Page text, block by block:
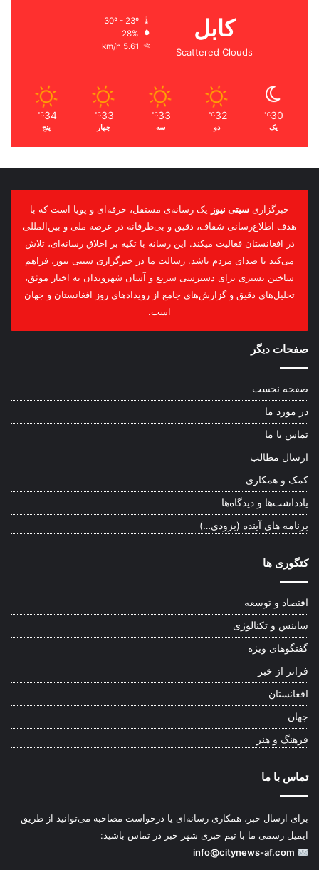
کابل
Scattered Clouds
28%
5.61 km/h
30
℃
یک
32
℃
دو
33
℃
سه
33
℃
چهار
34
℃
پنج
خبرگزاری سیتی نیوز یک رسانه‌ی مستقل، حرفه‌ای و پویا است که با
هدف اطلاع‌رسانی شفاف، دقیق و بی‌طرفانه در عرصه ملی و بین‌المللی
در افغانستان فعالیت میکند. این رسانه با تکیه بر اخلاق رسانه‌ای، تلاش
می‌کند تا صدای مردم باشد. رسالت ما در خبرگزاری سیتی نیوز، فراهم
ساختن بستری برای دسترسی سریع و آسان شهروندان به اخبار موثق،
تحلیل‌های دقیق و گزارش‌های جامع از رویدادهای روز افغانستان و جهان
است.
صفحات دیگر
صفحه نخست
در مورد ما
تماس با ما
ارسال مطالب
کمک و همکاری
یادداشت‌ها و دیدگاه‌ها
برنامه های آینده (بزودی…)
کتگوری ها
اقتصاد و توسعه
ساینس و تکنالوژی
گفتگوهای ویژه
فراتر از خبر
افغانستان
جهان
فرهنگ و هنر
تماس با ما
برای ارسال خبر، همکاری رسانه‌ای یا درخواست مصاحبه می‌توانید از طریق
ایمیل رسمی ما با تیم خبری شهر خبر در تماس باشید:
info@citynews-af.com